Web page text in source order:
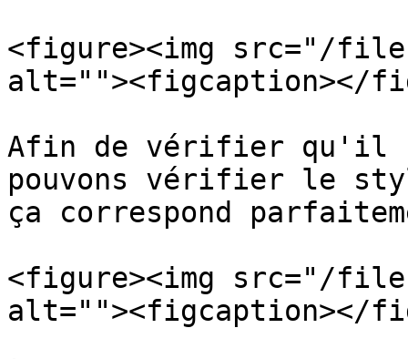
<figure><img src="/files/
alt=""><figcaption></
Afin de vérifier qu'il
pouvons vérifier le
ça correspond
<figure><img src="/files/
alt=""><figcaption></